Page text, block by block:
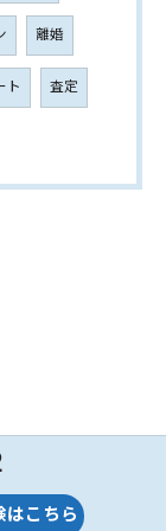
離婚
ト 査定
こちら